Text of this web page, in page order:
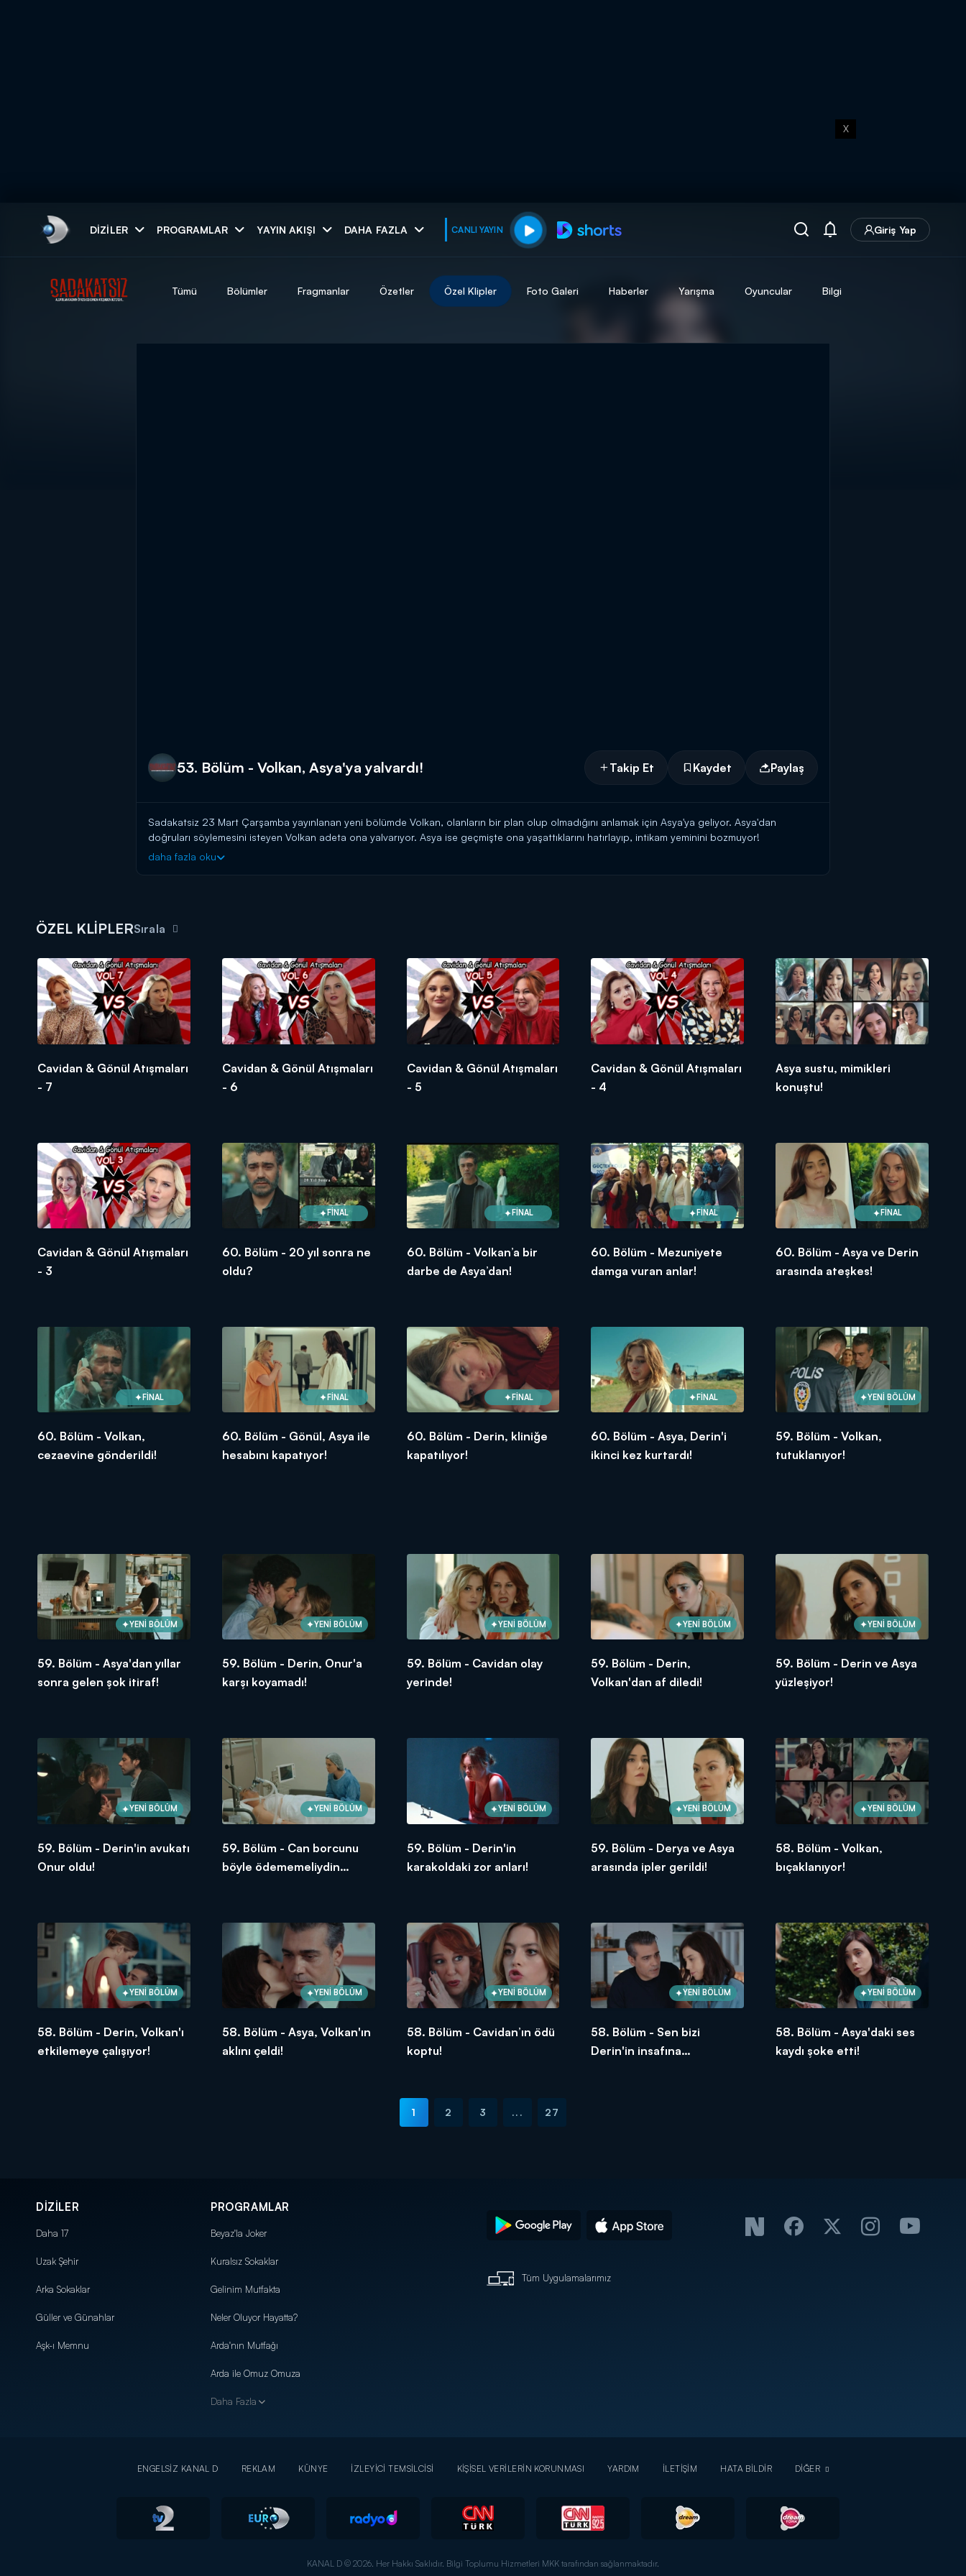
X
DIZILER PROGRAMLAR YAYIN AKIŞI DAHA FAZLA CANLI YAYIN Giriş Yap
muhteşem ikili
Tümü Bölümler Fragmanlar Özetler Özel Klipler Foto Galeri Haberler Yarışma Oyuncular Bilgi
53. Bölüm - Volkan, Asya'ya yalvardı! Takip Et Kaydet Paylaş
Sadakatsiz 23 Mart Çarşamba yayınlanan yeni bölümde Volkan, olanların bir plan olup olmadığını anlamak için Asya'ya geliyor. Asya'dan
doğruları söylemesini isteyen Volkan adeta ona yalvarıyor. Asya ise geçmişte ona yaşattıklarını hatırlayıp, intikam yeminini bozmuyor!
Sadakatsiz yeni bölümüyle Çarşamba 20.00'de Kanal D'de!
daha fazla oku
ÖZEL KLİPLERSırala
Cavidan & Gönül Atışmaları
- 7
Cavidan & Gönül Atışmaları
- 6
Cavidan & Gönül Atışmaları
- 5
Cavidan & Gönül Atışmaları
- 4
Asya sustu, mimikleri
konuştu!
Cavidan & Gönül Atışmaları
- 3
FİNAL
60. Bölüm - 20 yıl sonra ne
oldu?
FİNAL
60. Bölüm - Volkan’a bir
darbe de Asya’dan!
FİNAL
60. Bölüm - Mezuniyete
damga vuran anlar!
FİNAL
60. Bölüm - Asya ve Derin
arasında ateşkes!
FİNAL
60. Bölüm - Volkan,
cezaevine gönderildi!
FİNAL
60. Bölüm - Gönül, Asya ile
hesabını kapatıyor!
FİNAL
60. Bölüm - Derin, kliniğe
kapatılıyor!
FİNAL
60. Bölüm - Asya, Derin'i
ikinci kez kurtardı!
YENİ BÖLÜM
59. Bölüm - Volkan,
tutuklanıyor!
YENİ BÖLÜM
59. Bölüm - Asya'dan yıllar
sonra gelen şok itiraf!
YENİ BÖLÜM
59. Bölüm - Derin, Onur'a
karşı koyamadı!
YENİ BÖLÜM
59. Bölüm - Cavidan olay
yerinde!
YENİ BÖLÜM
59. Bölüm - Derin,
Volkan'dan af diledi!
YENİ BÖLÜM
59. Bölüm - Derin ve Asya
yüzleşiyor!
YENİ BÖLÜM
59. Bölüm - Derin'in avukatı
Onur oldu!
YENİ BÖLÜM
59. Bölüm - Can borcunu
böyle ödememeliydin
YENİ BÖLÜM
59. Bölüm - Derin'in
karakoldaki zor anları!
YENİ BÖLÜM
59. Bölüm - Derya ve Asya
arasında ipler gerildi!
YENİ BÖLÜM
58. Bölüm - Volkan,
bıçaklanıyor!
YENİ BÖLÜM
58. Bölüm - Derin, Volkan'ı
etkilemeye çalışıyor!
YENİ BÖLÜM
58. Bölüm - Asya, Volkan'ın
aklını çeldi!
YENİ BÖLÜM
58. Bölüm - Cavidan’ın ödü
koptu!
YENİ BÖLÜM
58. Bölüm - Sen bizi
Derin'in insafına
YENİ BÖLÜM
58. Bölüm - Asya'daki ses
kaydı şoke etti!
1 2 3 ... 27
DİZİLER
Daha 17
Uzak Şehir
Arka Sokaklar
Güller ve Günahlar
Aşk-ı Memnu
PROGRAMLAR
Beyaz'la Joker
Kuralsız Sokaklar
Gelinim Mutfakta
Neler Oluyor Hayatta?
Arda'nın Mutfağı
Arda ile Omuz Omuza
Daha Fazla
Tüm Uygulamalarımız
ENGELSİZ KANAL D REKLAM KÜNYE İZLEYİCİ TEMSİLCİSİ KİŞİSEL VERİLERİN KORUNMASI YARDIM İLETİŞİM HATA BİLDİR DİĞER
KANAL D © 2026. Her Hakkı Saklıdır. Bilgi Toplumu Hizmetleri MKK tarafından sağlanmaktadır.